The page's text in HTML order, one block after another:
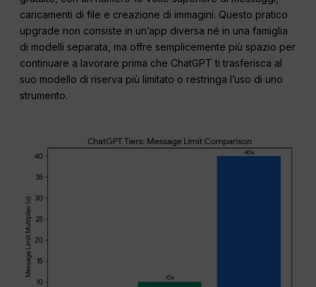
caricamenti di file e creazione di immagini. Questo pratico
upgrade non consiste in un’app diversa né in una famiglia
di modelli separata, ma offre semplicemente più spazio per
continuare a lavorare prima che ChatGPT ti trasferisca al
suo modello di riserva più limitato o restringa l’uso di uno
strumento.